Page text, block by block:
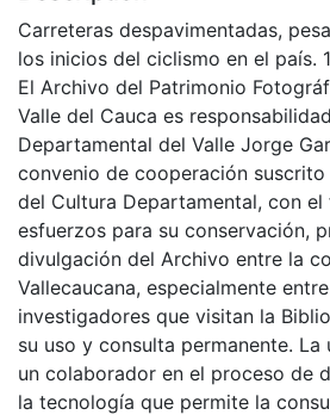
Carreteras despavimentadas,
los inicios del ciclismo en el país.
El Archivo del Patrimonio
Valle del Cauca es
Departamental del Valle Jorge
convenio de cooperación
del Cultura Departamental, con el
esfuerzos para su conservación,
divulgación del Archivo entre la
Vallecaucana, especialmente
investigadores que visitan la
su uso y consulta permanente. La
un colaborador en el proceso de
la tecnología que permite la